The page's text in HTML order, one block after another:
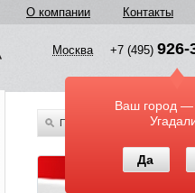
О компании Контакты
Москва +7 (495) 926-
Ваш город —
Да
По всему каталогу